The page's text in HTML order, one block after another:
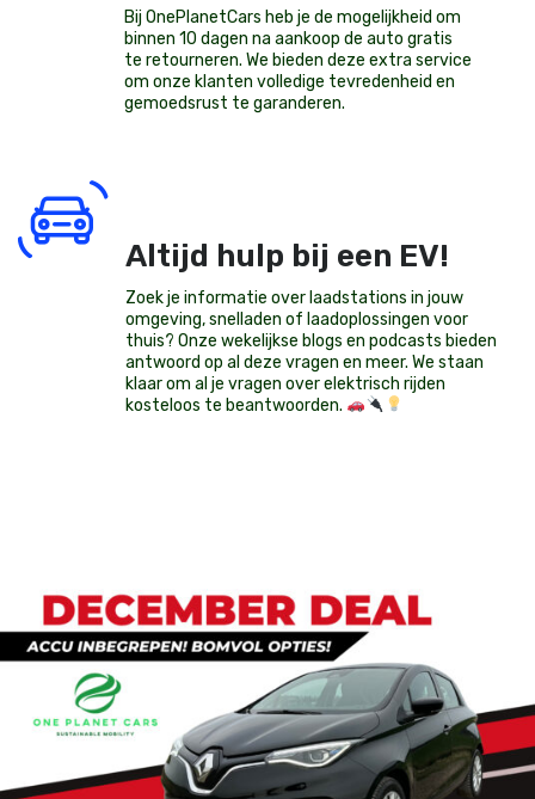
Bij OnePlanetCars heb je de mogelijkheid om
binnen 10 dagen na aankoop de auto gratis
te retourneren. We bieden deze extra service
om onze klanten volledige tevredenheid en
gemoedsrust te garanderen.
Altijd hulp bij een EV!
Zoek je informatie over laadstations in jouw
omgeving, snelladen of laadoplossingen voor
thuis? Onze wekelijkse blogs en podcasts bieden
antwoord op al deze vragen en meer. We staan
klaar om al je vragen over elektrisch rijden
kosteloos te beantwoorden.